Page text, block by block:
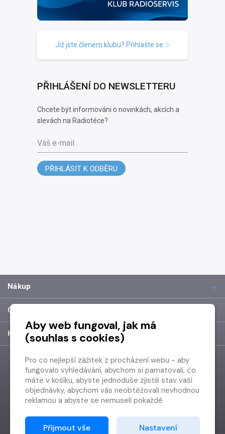
Již jste členem klubu? Přihlašte se
PŘIHLÁŠENÍ DO NEWSLETTERU
Chcete být informováni o novinkách, akcích a
slevách na Radiotéce?
Váš e-mail
PŘIHLÁSIT K ODBĚRU
Nákup
O společnosti
Kontakt
Aby web fungoval, jak má
(souhlas s cookies)
Pro co nejlepší zážitek z procházení webu - aby
fungovalo vyhledávání, abychom si pamatovali, co
máte v košíku, abyste jednoduše zjistili stav vaší
objednávky, abychom vás neobtěžovali nevhodnou
reklamou a abyste se nemuseli pokaždé
Proto od vás potřebujeme souhlas se
Přijmout vše Nastavení